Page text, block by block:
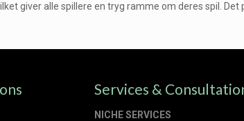
giver alle spillere en tryg ramme om deres spil.
Services &
NICHE SERVICES